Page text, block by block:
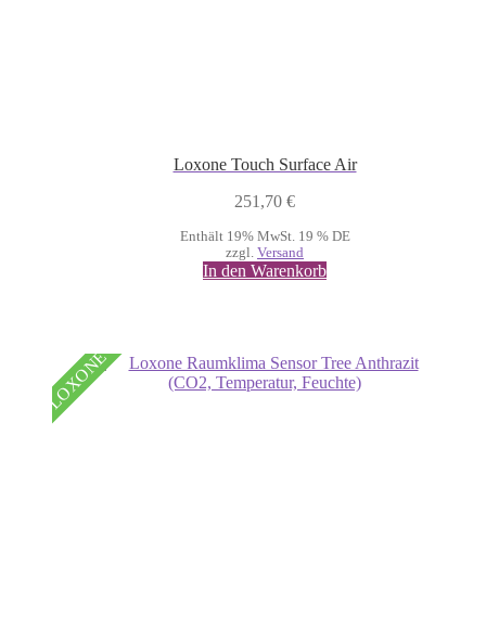
Loxone Touch Surface Air
251,70 €
Enthält 19% MwSt. 19 % DE
zzgl. Versand
In den Warenkorb
LOXONE